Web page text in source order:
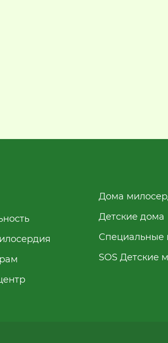
Дома
Детские дома
Специальные
SOS Детские